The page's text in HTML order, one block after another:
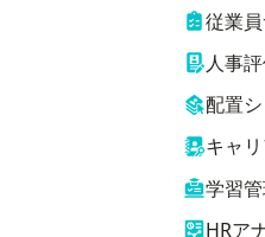
従業
人事
配置
キャ
学習
HRア